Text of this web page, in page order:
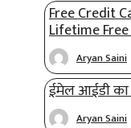
Free Credit
Lifetime
Aryan Saini
ईमेल आईडी का
Aryan Saini